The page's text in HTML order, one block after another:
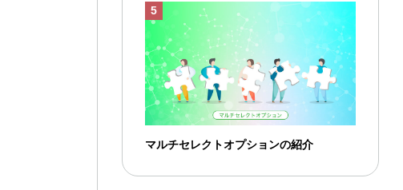
マルチセレクトオプションの紹介